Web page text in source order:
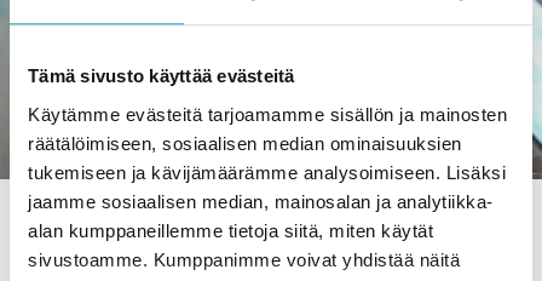
Tämä sivusto käyttää evästeitä
Käytämme evästeitä tarjoamamme sisällön ja mainosten
räätälöimiseen, sosiaalisen median ominaisuuksien
tukemiseen ja kävijämäärämme analysoimiseen. Lisäksi
jaamme sosiaalisen median, mainosalan ja analytiikka-
alan kumppaneillemme tietoja siitä, miten käytät
sivustoamme. Kumppanimme voivat yhdistää näitä
Haluat ennakoida ja turvata kotisi
ilmenemistä.